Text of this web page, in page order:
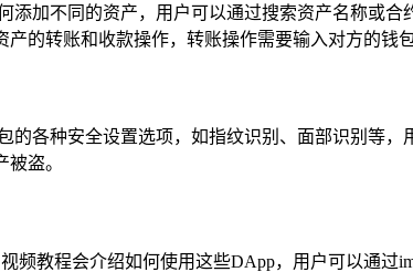
添加不同的资产，用户可以通过搜索资产名称或
的转账和收款操作，转账操作需要输入对方的
的各种安全设置选项，如指纹识别、面部识别等
盗。
频教程会介绍如何使用这些DApp，用户可以通